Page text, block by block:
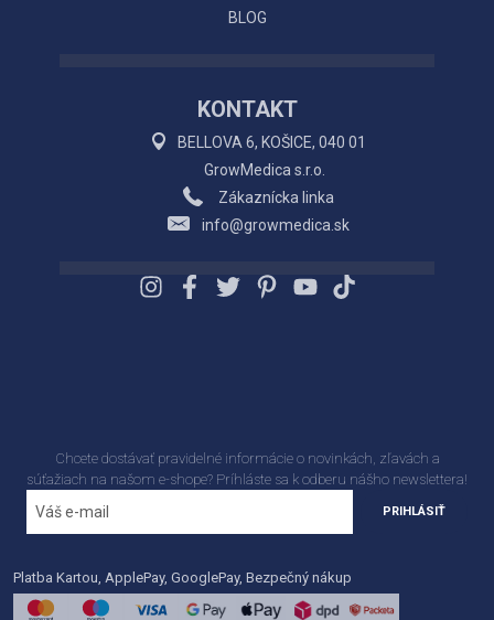
BLOG
KONTAKT
BELLOVA 6, KOŠICE, 040 01
GrowMedica s.r.o.
Zákaznícka linka
info@growmedica.sk
Chcete dostávať pravidelné informácie o novinkách, zľavách a
súťažiach na našom e-shope? Príhláste sa k odberu nášho newslettera!
PRIHLÁSIŤ
Platba Kartou, ApplePay, GooglePay, Bezpečný nákup